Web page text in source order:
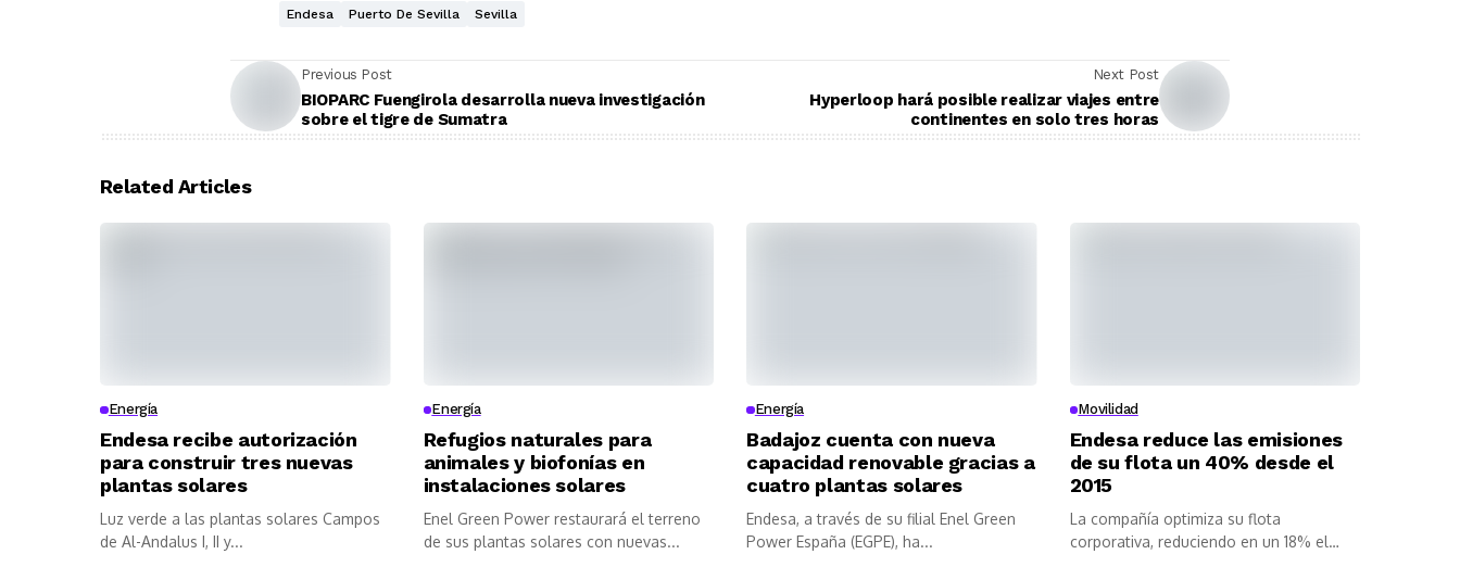
Endesa Puerto De Sevilla Sevilla
Previous Post
BIOPARC Fuengirola desarrolla nueva investigación
sobre el tigre de Sumatra
Next Post
Hyperloop hará posible realizar viajes entre
continentes en solo tres horas
Related Articles
Energía
Endesa recibe autorización
para construir tres nuevas
plantas solares
Luz verde a las plantas solares Campos
de Al-Andalus I, II y...
Energía
Refugios naturales para
animales y biofonías en
instalaciones solares
Enel Green Power restaurará el terreno
de sus plantas solares con nuevas...
Energía
Badajoz cuenta con nueva
capacidad renovable gracias a
cuatro plantas solares
Endesa, a través de su filial Enel Green
Power España (EGPE), ha...
Movilidad
Endesa reduce las emisiones
de su flota un 40% desde el
2015
La compañía optimiza su flota
corporativa, reduciendo en un 18% el